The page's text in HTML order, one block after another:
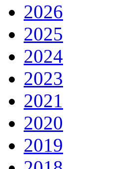
2026
2025
2024
2023
2021
2020
2019